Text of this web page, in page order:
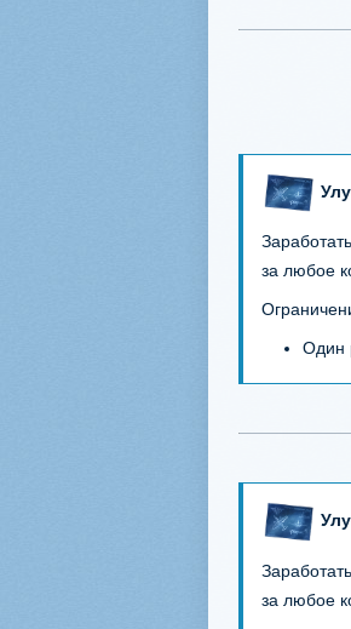
Заработать
за любое
Один
Заработать
за любое